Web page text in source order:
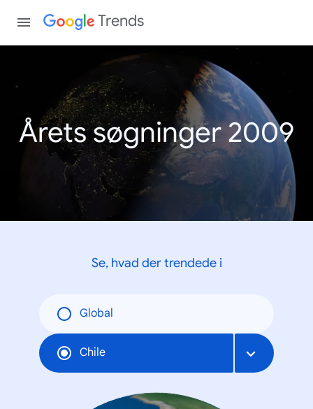
Trends
Årets søgninger 2009
Se, hvad der trendede i
Global
Chile